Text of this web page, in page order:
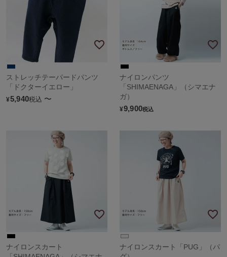
ストレッチテーパードパンツ
「ドクターイエロー」
¥5,940税込 〜
ナイロンパンツ
「SHIMAENAGA」（シマエナ
ガ）
¥9,900税込
ナイロンスカート
ナイロンスカート「PUG」（パ